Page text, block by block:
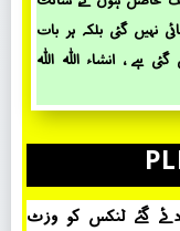
نہیں گئی بلکہ ہر بات
ہے ، انشاء اللہ اللہ
گئے لنکس کو وزٹ